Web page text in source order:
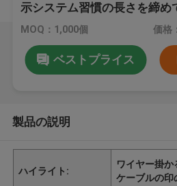
示システム習慣の長さを締め
MOQ：1,000個 価格
ベストプライス
製品の説明
ハイライト:
ワイヤー掛
ケーブルの印